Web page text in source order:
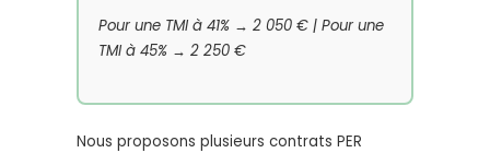
Pour une TMI à 41% → 2 050 € | Pour une
TMI à 45% → 2 250 €
Nous proposons plusieurs contrats PER